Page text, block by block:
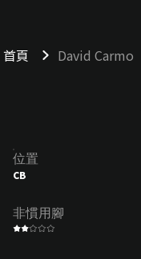
首頁 David Carmo
位置
CB
非慣用腳